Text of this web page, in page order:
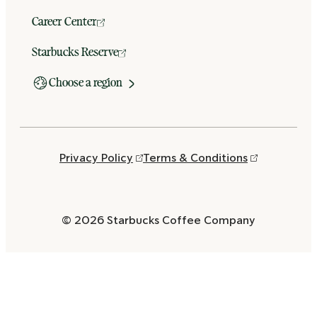
Career Center
Starbucks Reserve
Choose a region
Privacy Policy Terms & Conditions
© 2026 Starbucks Coffee Company